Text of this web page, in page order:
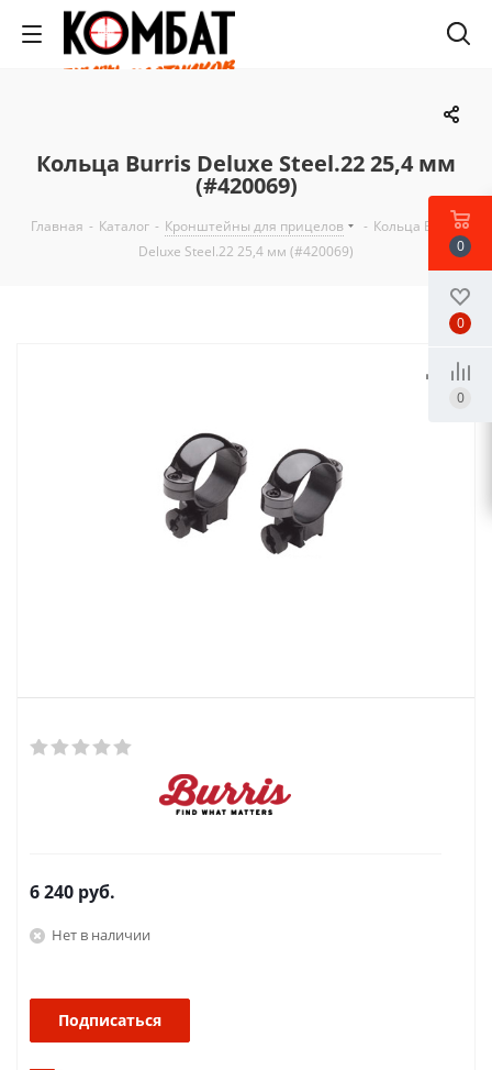
Кольца Burris Deluxe Steel.22 25,4 мм
(#420069)
Главная - Каталог - Кронштейны для прицелов - Кольца Burris
Deluxe Steel.22 25,4 мм (#420069)
6 240 руб.
Нет в наличии
Подписаться
0
0
0